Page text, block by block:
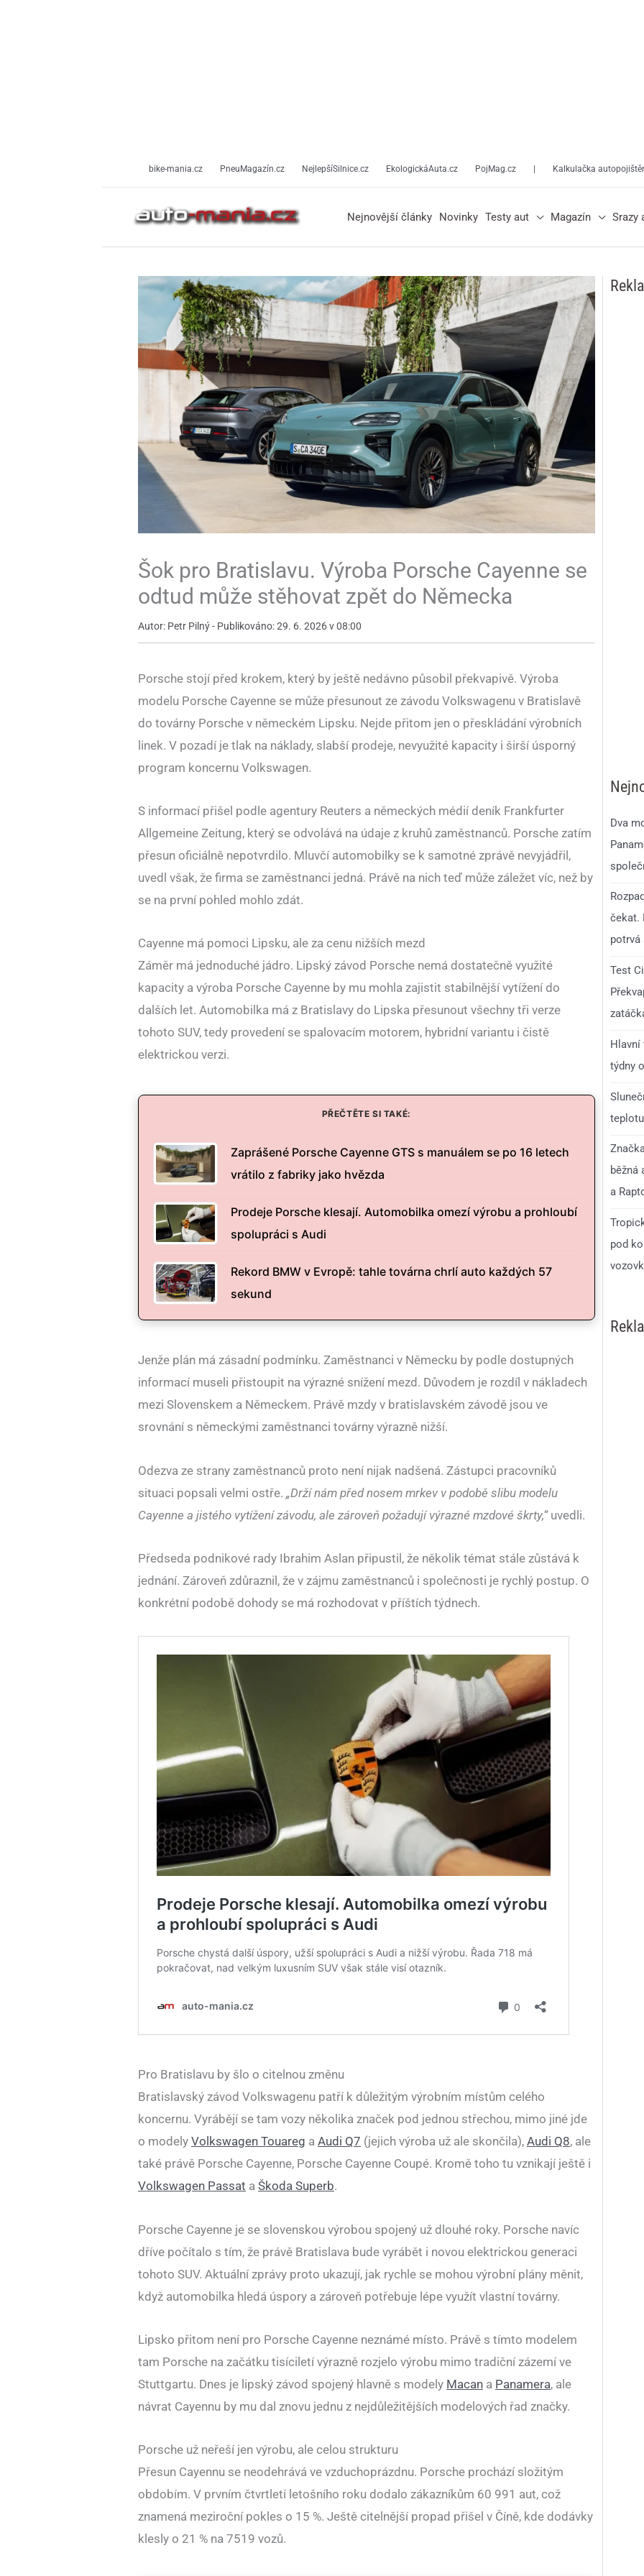
bike-mania.cz PneuMagazín.cz NejlepšíSilnice.cz EkologickáAuta.cz PojMag.cz Kalkulačka
Nejnovější články Novinky Testy aut Magazín Srazy
Šok pro Bratislavu. Výroba Porsche Cayenne se
odtud může stěhovat zpět do Německa
Autor: Petr Pilný - Publikováno: 29. 6. 2026 v 08:00
Porsche stojí před krokem, který by ještě nedávno působil překvapivě. Výroba
modelu Porsche Cayenne se může přesunout ze závodu Volkswagenu v Bratislavě
do továrny Porsche v německém Lipsku. Nejde přitom jen o přeskládání výrobních
linek. V pozadí je tlak na náklady, slabší prodeje, nevyužité kapacity i širší úsporný
program koncernu Volkswagen.
S informací přišel podle agentury Reuters a německých médií deník Frankfurter
Allgemeine Zeitung, který se odvolává na údaje z kruhů zaměstnanců. Porsche zatím
přesun oficiálně nepotvrdilo. Mluvčí automobilky se k samotné zprávě nevyjádřil,
uvedl však, že firma se zaměstnanci jedná. Právě na nich teď může záležet víc, než by
se na první pohled mohlo zdát.
Cayenne má pomoci Lipsku, ale za cenu nižších mezd
Záměr má jednoduché jádro. Lipský závod Porsche nemá dostatečně využité
kapacity a výroba Porsche Cayenne by mu mohla zajistit stabilnější vytížení do
dalších let. Automobilka má z Bratislavy do Lipska přesunout všechny tři verze
tohoto SUV, tedy provedení se spalovacím motorem, hybridní variantu i čistě
elektrickou verzi.
PŘEČTĚTE SI TAKÉ:
Zaprášené Porsche Cayenne GTS s manuálem se po 16 letech
vrátilo z fabriky jako hvězda
Prodeje Porsche klesají. Automobilka omezí výrobu a prohloubí
spolupráci s Audi
Rekord BMW v Evropě: tahle továrna chrlí auto každých 57
sekund
Jenže plán má zásadní podmínku. Zaměstnanci v Německu by podle dostupných
informací museli přistoupit na výrazné snížení mezd. Důvodem je rozdíl v nákladech
mezi Slovenskem a Německem. Právě mzdy v bratislavském závodě jsou ve
srovnání s německými zaměstnanci továrny výrazně nižší.
Odezva ze strany zaměstnanců proto není nijak nadšená. Zástupci pracovníků
situaci popsali velmi ostře. „Drží nám před nosem mrkev v podobě slibu modelu
Cayenne a jistého vytížení závodu, ale zároveň požadují výrazné mzdové škrty,“uvedli.
Předseda podnikové rady Ibrahim Aslan připustil, že několik témat stále zůstává k
jednání. Zároveň zdůraznil, že v zájmu zaměstnanců i společnosti je rychlý postup. O
konkrétní podobě dohody se má rozhodovat v příštích týdnech.
Pro Bratislavu by šlo o citelnou změnu
Bratislavský závod Volkswagenu patří k důležitým výrobním místům celého
koncernu. Vyrábějí se tam vozy několika značek pod jednou střechou, mimo jiné jde
o modely Volkswagen Touareg a Audi Q7 (jejich výroba už ale skončila), Audi Q8, ale
také právě Porsche Cayenne, Porsche Cayenne Coupé. Kromě toho tu vznikají ještě i
Volkswagen Passat a Škoda Superb.
Porsche Cayenne je se slovenskou výrobou spojený už dlouhé roky. Porsche navíc
dříve počítalo s tím, že právě Bratislava bude vyrábět i novou elektrickou generaci
tohoto SUV. Aktuální zprávy proto ukazují, jak rychle se mohou výrobní plány měnit,
když automobilka hledá úspory a zároveň potřebuje lépe využít vlastní továrny.
Lipsko přitom není pro Porsche Cayenne neznámé místo. Právě s tímto modelem
tam Porsche na začátku tisíciletí výrazně rozjelo výrobu mimo tradiční zázemí ve
Stuttgartu. Dnes je lipský závod spojený hlavně s modely Macan a Panamera, ale
návrat Cayennu by mu dal znovu jednu z nejdůležitějších modelových řad značky.
Porsche už neřeší jen výrobu, ale celou strukturu
Přesun Cayennu se neodehrává ve vzduchoprázdnu. Porsche prochází složitým
obdobím. V prvním čtvrtletí letošního roku dodalo zákazníkům 60 991 aut, což
znamená meziroční pokles o 15 %. Ještě citelnější propad přišel v Číně, kde dodávky
klesly o 21 % na 7519 vozů.
Dva
čekat.
potrvá
Test
Hlavní
týdny
běžná
a
pod